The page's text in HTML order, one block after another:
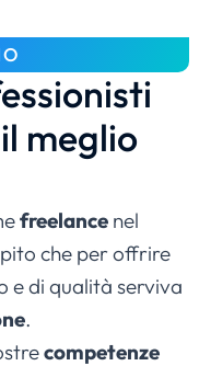
meglio
freelance nel
che per offrire
e di qualità serviva
.
competenze